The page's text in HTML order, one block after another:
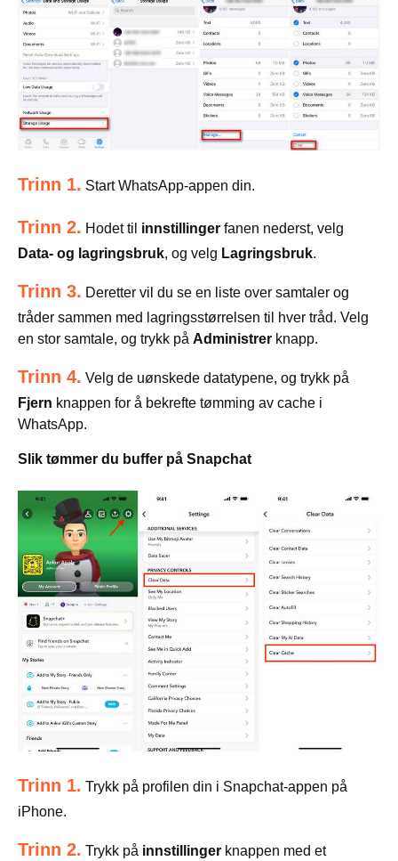
Trinn 1. Start WhatsApp-appen din.
Trinn 2. Hodet til innstillinger fanen nederst, velg
Data- og lagringsbruk, og velg Lagringsbruk.
Trinn 3. Deretter vil du se en liste over samtaler og
tråder sammen med lagringsstørrelsen til hver tråd. Velg
en stor samtale, og trykk på Administrer knapp.
Trinn 4. Velg de uønskede datatypene, og trykk på
Fjern knappen for å bekrefte tømming av cache i
WhatsApp.
Slik tømmer du buffer på Snapchat
Trinn 1. Trykk på profilen din i Snapchat-appen på
iPhone.
Trinn 2. Trykk på innstillinger knappen med et